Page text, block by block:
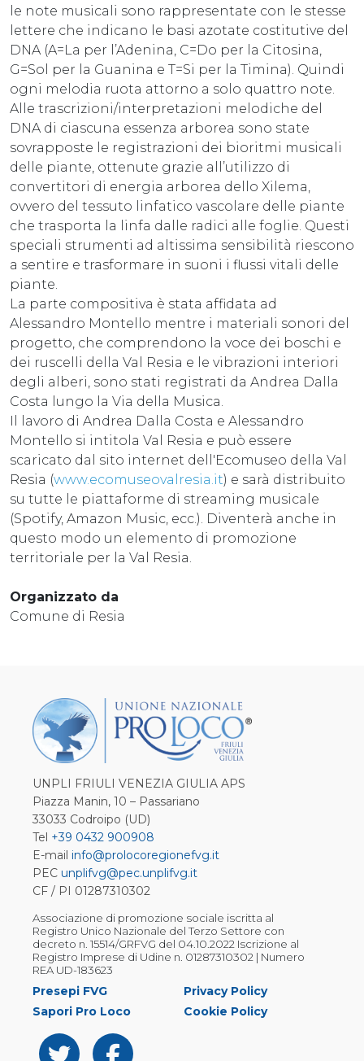
le note musicali sono rappresentate con le stesse
lettere che indicano le basi azotate costitutive del
DNA (A=La per l’Adenina, C=Do per la Citosina,
G=Sol per la Guanina e T=Si per la Timina). Quindi
ogni melodia ruota attorno a solo quattro note.
Alle trascrizioni/interpretazioni melodiche del
DNA di ciascuna essenza arborea sono state
sovrapposte le registrazioni dei bioritmi musicali
delle piante, ottenute grazie all’utilizzo di
convertitori di energia arborea dello Xilema,
ovvero del tessuto linfatico vascolare delle piante
che trasporta la linfa dalle radici alle foglie. Questi
speciali strumenti ad altissima sensibilità riescono
a sentire e trasformare in suoni i flussi vitali delle
piante.
La parte compositiva è stata affidata ad
Alessandro Montello mentre i materiali sonori del
progetto, che comprendono la voce dei boschi e
dei ruscelli della Val Resia e le vibrazioni interiori
degli alberi, sono stati registrati da Andrea Dalla
Costa lungo la Via della Musica.
Il lavoro di Andrea Dalla Costa e Alessandro
Montello si intitola Val Resia e può essere
scaricato dal sito internet dell'Ecomuseo della Val
Resia (www.ecomuseovalresia.it) e sarà distribuito
su tutte le piattaforme di streaming musicale
(Spotify, Amazon Music, ecc.). Diventerà anche in
questo modo un elemento di promozione
territoriale per la Val Resia.
Organizzato da
Comune di Resia
UNPLI FRIULI VENEZIA GIULIA APS
Piazza Manin, 10 – Passariano
33033 Codroipo (UD)
Tel +39 0432 900908
E-mail info@prolocoregionefvg.it
PEC unplifvg@pec.unplifvg.it
CF / PI 01287310302
Associazione di promozione sociale iscritta al
Registro Unico Nazionale del Terzo Settore con
decreto n. 15514/GRFVG del 04.10.2022 Iscrizione al
Registro Imprese di Udine n. 01287310302 | Numero
REA UD-183623
Presepi FVG
Sapori Pro Loco
Privacy Policy
Cookie Policy